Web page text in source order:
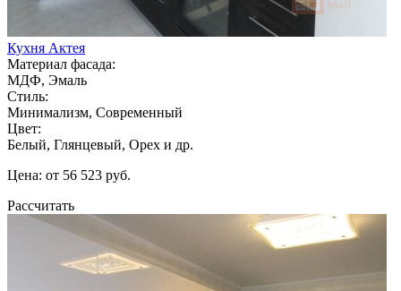
Кухня Актея
Материал фасада:
МДФ, Эмаль
Стиль:
Минимализм, Современный
Цвет:
Белый, Глянцевый, Орех и др.
Цена: от 56 523 руб.
Рассчитать